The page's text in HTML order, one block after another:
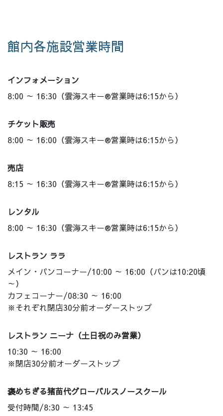
館内各施設営業時間
インフォメーション
8:00 ～ 16:30（雲海スキー®営業時は6:15から）
チケット販売
8:00 ～ 16:00（雲海スキー®営業時は6:15から）
売店
8:15 ～ 16:30（雲海スキー®営業時は6:15から）
レンタル
8:00 ～ 16:30（雲海スキー®営業時は6:15から）
レストラン ララ
メイン・パンコーナー/10:00 ～ 16:00（パンは10:20頃
～）
カフェコーナー/08:30 ～ 16:00
※それぞれ閉店30分前オーダーストップ
レストラン ニーナ（土日祝のみ営業）
10:30 ～ 16:00
※閉店30分前オーダーストップ
褒めちぎる猪苗代グローバルスノースクール
受付時間/8:30 ～ 13:45